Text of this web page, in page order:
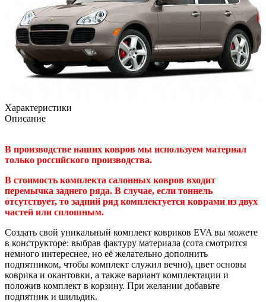
Характеристики
Описание
В производстве наших ковров мы используем материал
только российского производства.
В стоимость комплекта салонных ковров входит
перемычка заднего ряда. В случае, если тоннель
отсутствует, то задний ряд комплектуется коврами из двух
частей или сплошным.
Создать свой уникальный комплект ковриков EVA вы можете
в конструкторе: выбрав фактуру материала (сота смотрится
немного интереснее, но её желательно дополнить
подпятником, чтобы комплект служил вечно), цвет основы
коврика и окантовки, а также вариант комплектации и
положив комплект в корзину. При желании добавьте
подпятник и шильдик.